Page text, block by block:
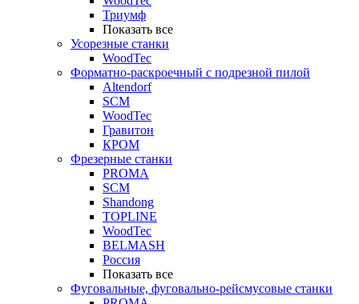
Триумф
Показать все
Усорезные станки
WoodTec
Форматно-раскроечный с подрезной пилой
Altendorf
SCM
WoodTec
Гравитон
КРОМ
Фрезерные станки
PROMA
SCM
Shandong
TOPLINE
WoodTec
BELMASH
Россия
Показать все
Фуговальные, фуговально-рейсмусовые станки